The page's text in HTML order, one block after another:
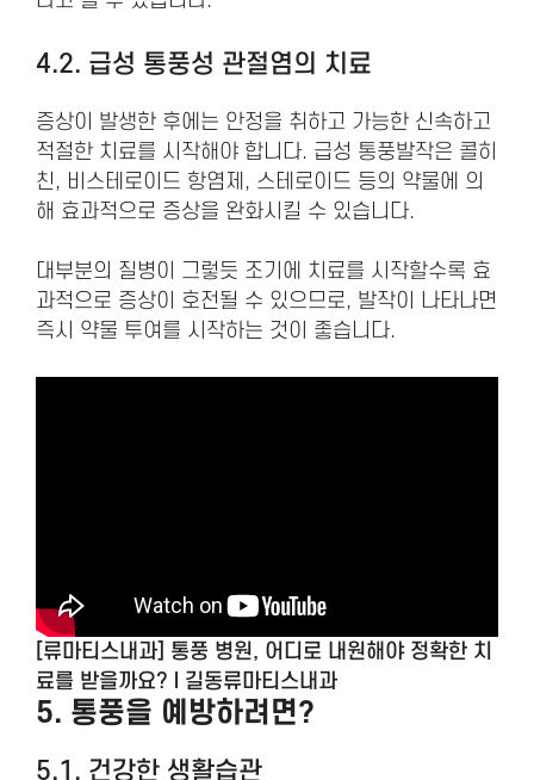
4.2. 급성 통풍성 관절염의 치료
증상이 발생한 후에는 안정을 취하고 가능한 신속하고
적절한 치료를 시작해야 합니다. 급성 통풍발작은 콜히
친, 비스테로이드 항염제, 스테로이드 등의 약물에 의
해 효과적으로 증상을 완화시킬 수 있습니다.
대부분의 질병이 그렇듯 조기에 치료를 시작할수록 효
과적으로 증상이 호전될 수 있으므로, 발작이 나타나면
즉시 약물 투여를 시작하는 것이 좋습니다.
[류마티스내과] 통풍 병원, 어디로 내원해야 정확한 치
료를 받을까요? l 길동류마티스내과
5. 통풍을 예방하려면?
5.1. 건강한 생활습관